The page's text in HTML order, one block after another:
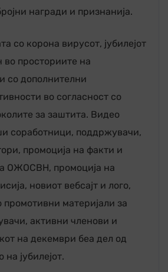
награди и признанија.
со корона вирусот, јубилејот
просториите на
со дополнителни
во согласност со
за заштита. Видео
соработници, поддржувачи,
промоција на факти и
ОЖОСВН, промоција на
новиот вебсајт и лого,
промотивни материјали за
активни членови и
на декември беа дел од
јубилејот.